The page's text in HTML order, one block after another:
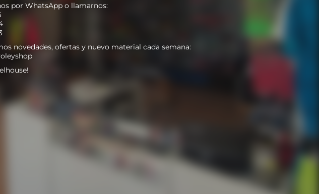
por WhatsApp o llamarnos:
novedades, ofertas y nuevo material cada semana: